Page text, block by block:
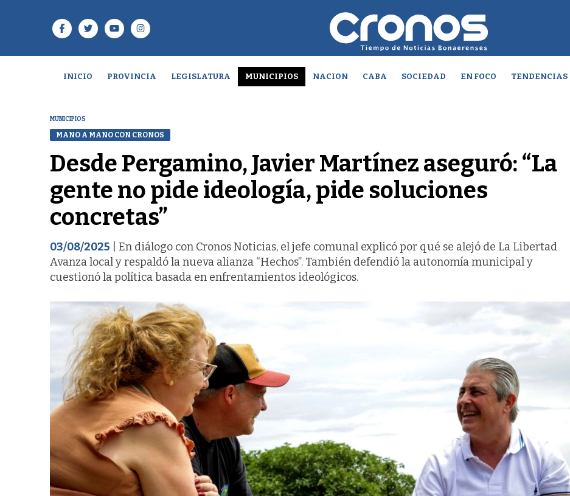
INICIO PROVINCIA LEGISLATURA MUNICIPIOS NACION CABA SOCIEDAD EN FOCO TENDENCIAS
MUNICIPIOS
MANO A MANO CON CRONOS
Desde Pergamino, Javier Martínez aseguró: “La
gente no pide ideología, pide soluciones
concretas”
03/08/2025 | En diálogo con Cronos Noticias, el jefe comunal explicó por qué se alejó de La Libertad
Avanza local y respaldó la nueva alianza “Hechos”. También defendió la autonomía municipal y
cuestionó la política basada en enfrentamientos ideológicos.